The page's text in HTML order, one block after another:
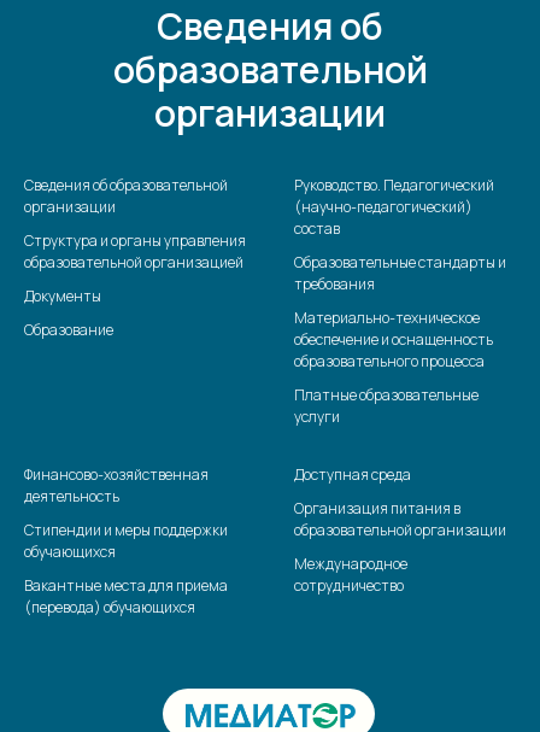
Сведения об
образовательной
организации
Сведения об образовательной
организации
Структура и органы управления
образовательной организацией
Документы
Образование
Руководство. Педагогический
(научно-педагогический)
состав
Образовательные стандарты и
требования
Материально-техническое
обеспечение и оснащенность
образовательного процесса
Платные образовательные
услуги
Финансово-хозяйственная
деятельность
Стипендии и меры поддержки
обучающихся
Вакантные места для приема
(перевода) обучающихся
Доступная среда
Организация питания в
образовательной организации
Международное
сотрудничество